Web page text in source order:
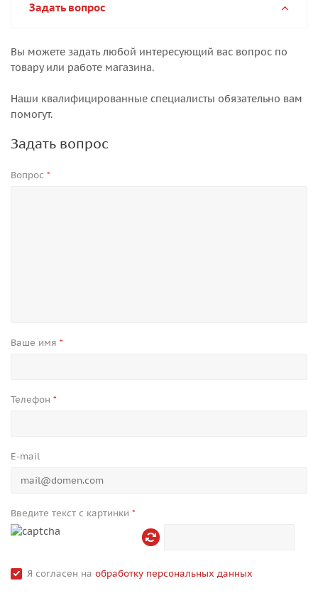
Задать вопрос
Вы можете задать любой интересующий вас вопрос по
товару или работе магазина.
Наши квалифицированные специалисты обязательно вам
помогут.
Задать вопрос
Вопрос *
Ваше имя *
Телефон *
E-mail
Введите текст с картинки *
Я согласен на обработку персональных данных